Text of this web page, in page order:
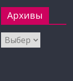
Архивы
Архивы